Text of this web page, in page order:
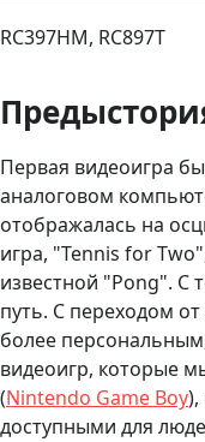
RC397HM, RC897T
Первая видеоигра
аналоговом
отображалась на
игра, "Tennis for
известной "Pong". С
путь. С переходом
более
видеоигр, которые
(Nintendo Game Boy),
доступными для